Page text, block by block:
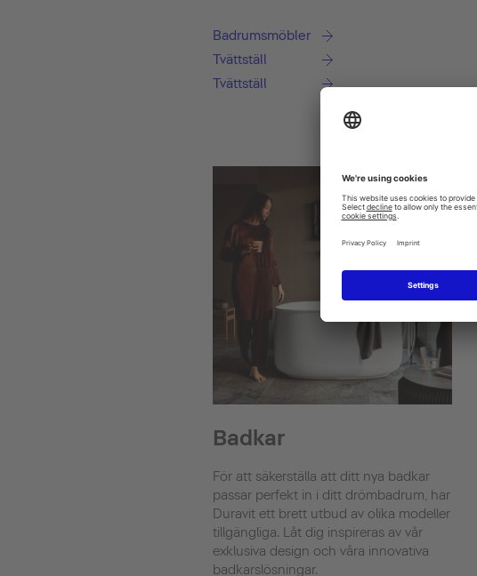
Badrumsmöbler
Tvättställ
Tvättställ
Badkar
För att säkerställa att ditt nya badkar
passar perfekt in i ditt drömbadrum, har
Duravit ett brett utbud av olika modeller
tillgängliga. Låt dig inspireras av vår
exklusiva design och våra innovativa
badkarslösningar.